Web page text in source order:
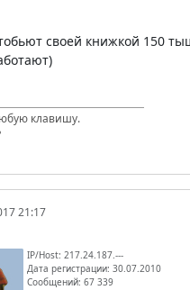
своей книжкой 150
клавишу.
21:17
IP/Host: 217.24.187.---
Дата регистрации: 30.07.2010
Сообщений: 67 339